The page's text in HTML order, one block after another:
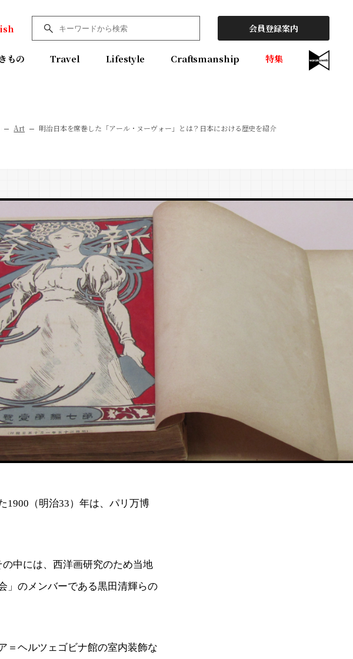
会員登録案内
もの Travel Lifestyle Craftsmanship 特集
Art 明治日本を席巻した「アール・ヌーヴォー」とは？日本における歴史を紹介
1900（明治33）年は、パリ万博
中には、西洋画研究のため当地
」のメンバーである黒田清輝らの
＝ヘルツェゴビナ館の室内装飾な